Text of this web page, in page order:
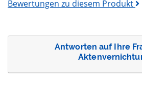
Bewertungen zu diesem Produkt
Antworten auf Ihre